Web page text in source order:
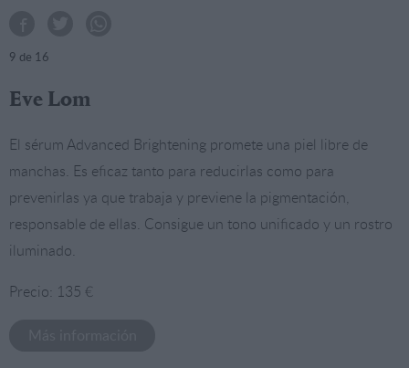
9 de 16
Eve Lom
El sérum Advanced Brightening promete una piel libre de
manchas. Es eficaz tanto para reducirlas como para
prevenirlas ya que trabaja y previene la pigmentación,
responsable de ellas. Consigue un tono unificado y un rostro
iluminado.
Precio: 135 €